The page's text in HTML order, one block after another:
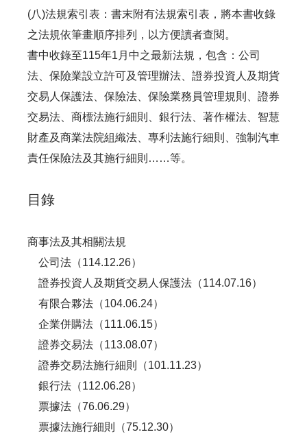
(八)法規索引表：書末附有法規索引表，將本書收錄
之法規依筆畫順序排列，以方便讀者查閱。
書中收錄至115年1月中之最新法規，包含：公司
法、保險業設立許可及管理辦法、證券投資人及期貨
交易人保護法、保險法、保險業務員管理規則、證券
交易法、商標法施行細則、銀行法、著作權法、智慧
財產及商業法院組織法、專利法施行細則、強制汽車
責任保險法及其施行細則……等。
目錄
商事法及其相關法規
公司法（114.12.26）
證券投資人及期貨交易人保護法（114.07.16）
有限合夥法（104.06.24）
企業併購法（111.06.15）
證券交易法（113.08.07）
證券交易法施行細則（101.11.23）
銀行法（112.06.28）
票據法（76.06.29）
票據法施行細則（75.12.30）